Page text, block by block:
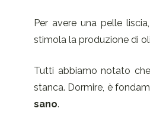
Per avere una pelle
stimola la produzione di
Tutti abbiamo notato
stanca. Dormire, è
sano.